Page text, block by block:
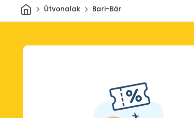
Otthon
Útvonalak Bari-Bár